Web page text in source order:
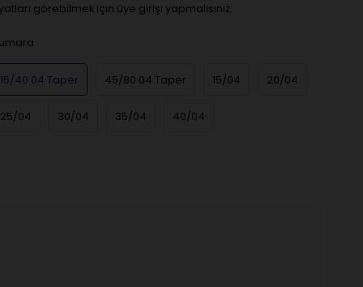
görebilmek için üye girişi yapmalısınız.
15/40 04 Taper 45/80 04 Taper 15/04 20/04
25/04 30/04 35/04 40/04